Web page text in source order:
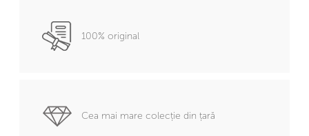
100% original
Cea mai mare colecție din țară